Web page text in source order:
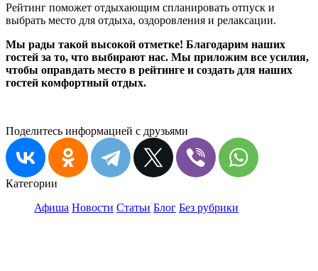
Рейтинг поможет отдыхающим спланировать отпуск и
выбрать место для отдыха, оздоровления и релаксации.
Мы рады такой высокой отметке! Благодарим наших
гостей за то, что выбирают нас. Мы приложим все усилия,
чтобы оправдать место в рейтинге и создать для наших
гостей комфортный отдых.
Поделитесь информацией с друзьями
Категории
Афиша Новости Статьи Блог Без рубрики